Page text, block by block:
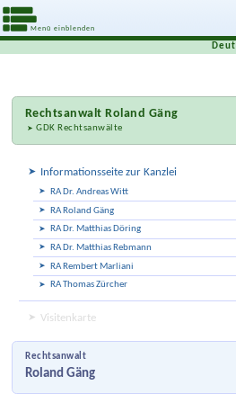
Menü einblenden
RechtsanwaltRoland Gäng
GDK Rechtsanwälte
Informationsseite zur Kanzlei
RA Dr. Andreas Witt
RA Roland Gäng
RA Dr. Matthias Döring
RA Dr. Matthias Rebmann
RA Rembert Marliani
RA Thomas Zürcher
Visitenkarte
Rechtsanwalt
Roland Gäng